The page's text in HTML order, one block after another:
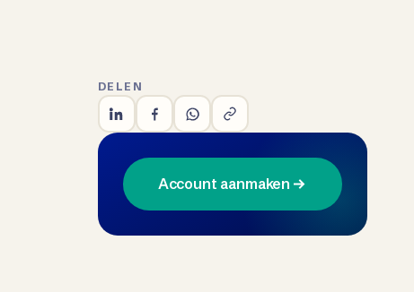
DELEN
Account aanmaken